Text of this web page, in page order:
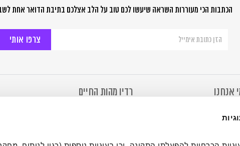
הכתבות הכי מעוררות השראה שיעשו לכם טוב על הלב אצלכם בתיבת הדואר אחת
לניוזלטר
אנחנו
מהות החיים
רדיו מהות החיים